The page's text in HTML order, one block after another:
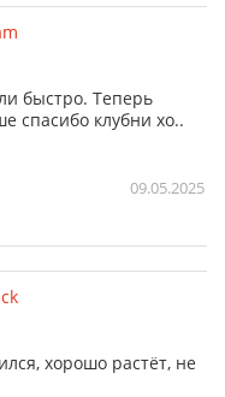
быстро. Теперь
спасибо клубни хо..
09.05.2025
хорошо растёт, не